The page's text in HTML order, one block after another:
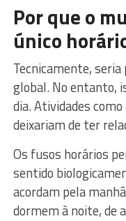
Por que o
único
Tecnicamente,
global. No entanto,
dia. Atividades
deixariam de ter
Os fusos horários
sentido
acordam pela
dormem à noite, de